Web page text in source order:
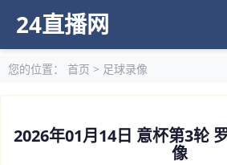
24直播网
您的位置： 首页 > 足球录像
2026年01月14日 意杯第3轮
像